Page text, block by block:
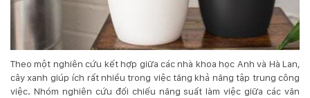
Theo một nghiên cứu kết hợp giữa các nhà khoa học Anh và Hà Lan,
cây xanh giúp ích rất nhiều trong việc tăng khả năng tập trung công
việc. Nhóm nghiên cứu đối chiếu năng suất làm việc giữa các văn